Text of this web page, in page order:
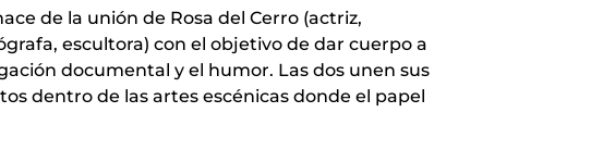
de la unión de Rosa del Cerro (actriz,
escultora) con el objetivo de dar cuerpo a
documental y el humor. Las dos unen sus
dentro de las artes escénicas donde el papel